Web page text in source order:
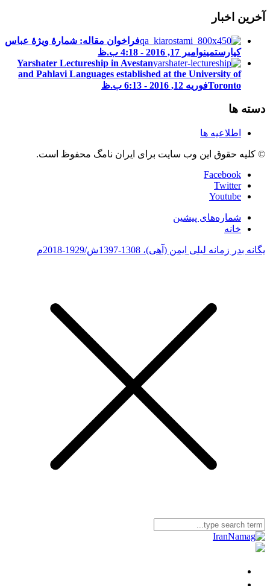
آخرین اخبار
فراخوان مقاله: شمارۀ ویژۀ عباس
کیارستمینوامبر 17, 2016 - 4:18 ب.ظ
Yarshater Lectureship in Avestan
and Pahlavi Languages established at the University of
Torontoفوریه 12, 2016 - 6:13 ب.ظ
دسته ها
اطلاعیه ها
© کلیه حقوق این وب سایت برای ایران نامگ محفوظ است.
Facebook
Twitter
Youtube
شماره‌های پیشین
خانه
یگانه بدر زمانه لیلی ایمن (آهی)، 1308-1397ش/1929-2018م